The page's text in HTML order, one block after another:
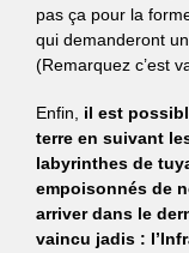
pas ça pour la
qui demanderont
(Remarquez c’est
Enfin, il est
terre en suivant
labyrinthes de
empoisonnés de
arriver dans le
vaincu jadis :